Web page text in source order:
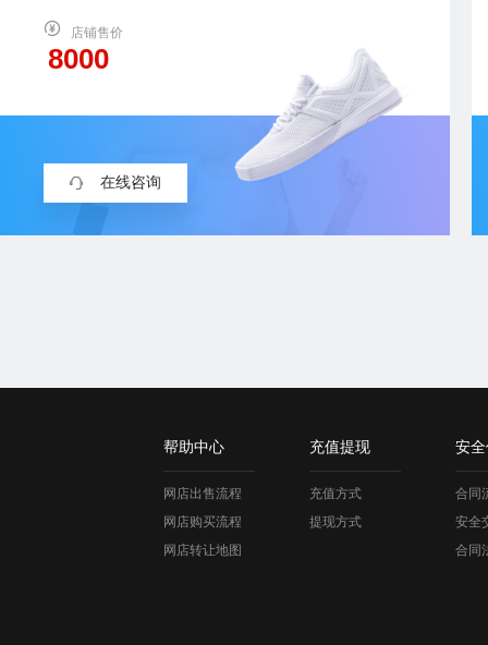
店铺售价
在线咨询
帮助中心
网店出售流程
网店购买流程
网店转让地图
充值提现
充值方式
提现方式
安
合同
安全
合同